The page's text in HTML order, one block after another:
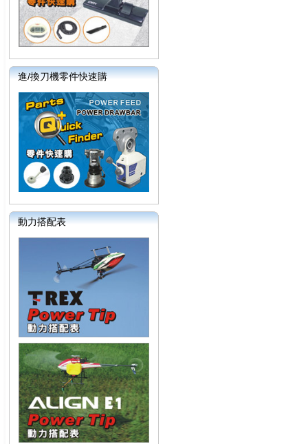
進/換刀機零件快速購
動力搭配表